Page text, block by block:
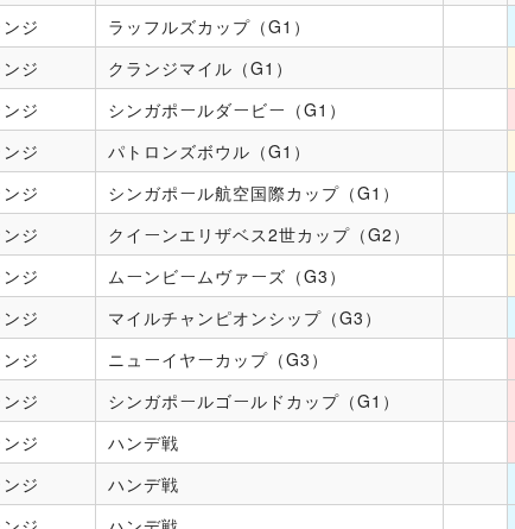
ジ ラッフルズカップ（G1）
ジ クランジマイル（G1）
ジ シンガポールダービー（G1）
ジ パトロンズボウル（G1）
ジ シンガポール航空国際カップ（G1）
ジ クイーンエリザベス2世カップ（G2）
ジ ムーンビームヴァーズ（G3）
ジ マイルチャンピオンシップ（G3）
ジ ニューイヤーカップ（G3）
ジ シンガポールゴールドカップ（G1）
ジ ハンデ戦
ジ ハンデ戦